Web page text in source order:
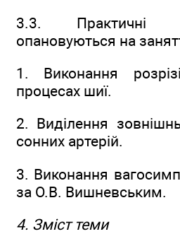
3.3. Практичні
опановуються на
1. Виконання
процесах шиї.
2. Виділення
сонних артерій.
3. Виконання
за О.В. Вишневським.
4. Зміст теми